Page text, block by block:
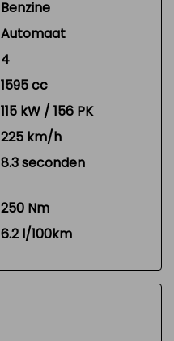
Benzine
Automaat
4
1595 cc
115 kW / 156 PK
225 km/h
8.3 seconden
250 Nm
6.2 l/100km